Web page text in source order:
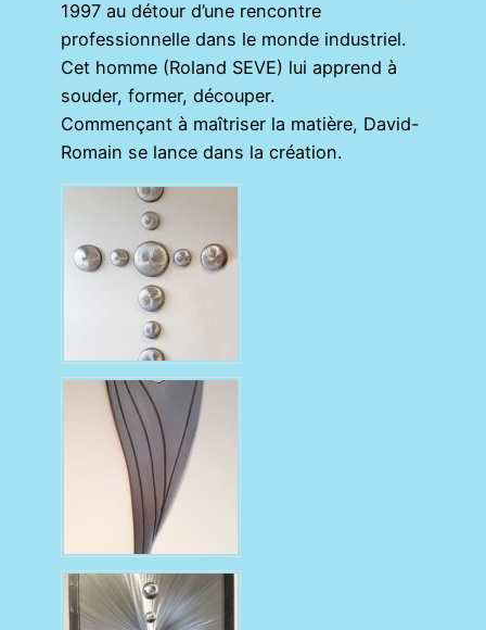
1997 au détour d’une rencontre
professionnelle dans le monde industriel.
Cet homme (Roland SEVE) lui apprend à
souder, former, découper.
Commençant à maîtriser la matière, David-
Romain se lance dans la création.